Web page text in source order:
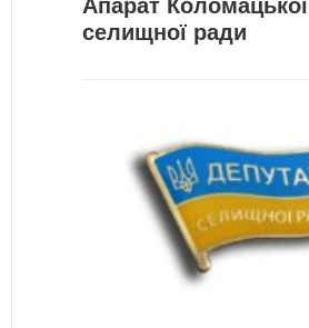
Апарат Коломацької
селищної ради